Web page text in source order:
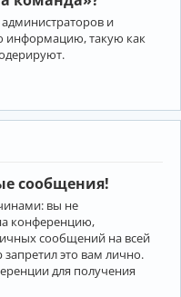
и
информацию, такую как
сообщения!
вы не
конференцию,
сообщений на всей
это вам лично.
для получения